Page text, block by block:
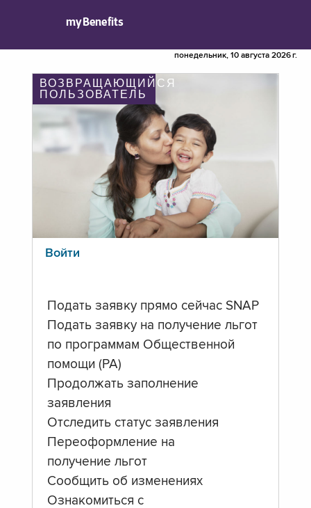
myBenefits
понедельник, 10 августа 2026 г.
ВОЗВРАЩАЮЩИЙСЯ
ПОЛЬЗОВАТЕЛЬ
Войти
Подать заявку прямо сейчас SNAP
Подать заявку на получение льгот
по программам Общественной
помощи (PA)
Продолжать заполнение
заявления
Отследить статус заявления
Переоформление на
получение льгот
Сообщить об изменениях
Ознакомиться с